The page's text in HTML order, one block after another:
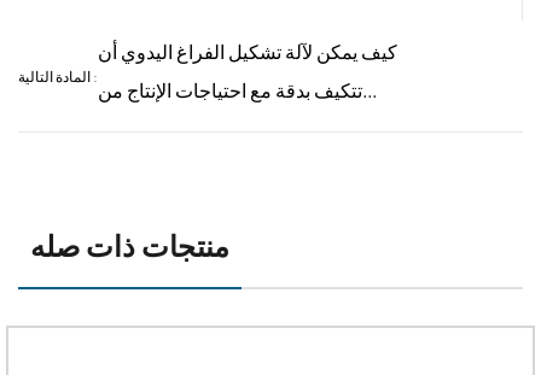
المادة التالية :
كيف يمكن لآلة تشكيل الفراغ اليدوي أن
تتكيف بدقة مع احتياجات الإنتاج من
التعبئة الدقيقة؟
منتجات ذات صله